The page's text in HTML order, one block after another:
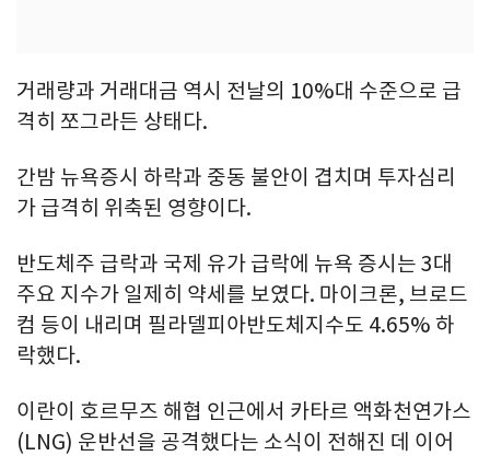
거래량과 거래대금 역시 전날의 10%대 수준으로 급
격히 쪼그라든 상태다.
간밤 뉴욕증시 하락과 중동 불안이 겹치며 투자심리
가 급격히 위축된 영향이다.
반도체주 급락과 국제 유가 급락에 뉴욕 증시는 3대
주요 지수가 일제히 약세를 보였다. 마이크론, 브로드
컴 등이 내리며 필라델피아반도체지수도 4.65% 하
락했다.
이란이 호르무즈 해협 인근에서 카타르 액화천연가스
(LNG) 운반선을 공격했다는 소식이 전해진 데 이어